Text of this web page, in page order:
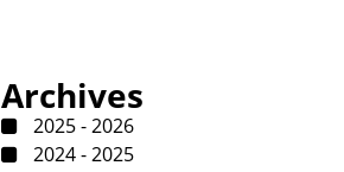
Archives
2025 - 2026
2024 - 2025